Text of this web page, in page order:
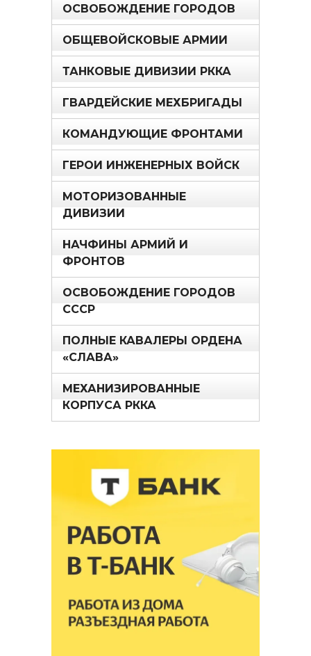
ОСВОБОЖДЕНИЕ ГОРОДОВ
ОБЩЕВОЙСКОВЫЕ АРМИИ
ТАНКОВЫЕ ДИВИЗИИ РККА
ГВАРДЕЙСКИЕ МЕХБРИГАДЫ
КОМАНДУЮЩИЕ ФРОНТАМИ
ГЕРОИ ИНЖЕНЕРНЫХ ВОЙСК
МОТОРИЗОВАННЫЕ
ДИВИЗИИ
НАЧФИНЫ АРМИЙ И
ФРОНТОВ
ОСВОБОЖДЕНИЕ ГОРОДОВ
СССР
ПОЛНЫЕ КАВАЛЕРЫ ОРДЕНА
«СЛАВА»
МЕХАНИЗИРОВАННЫЕ
КОРПУСА РККА